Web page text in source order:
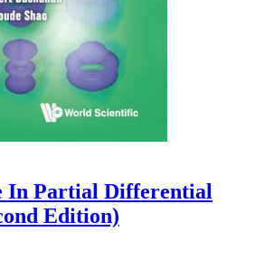
In Partial Differential
Edition)